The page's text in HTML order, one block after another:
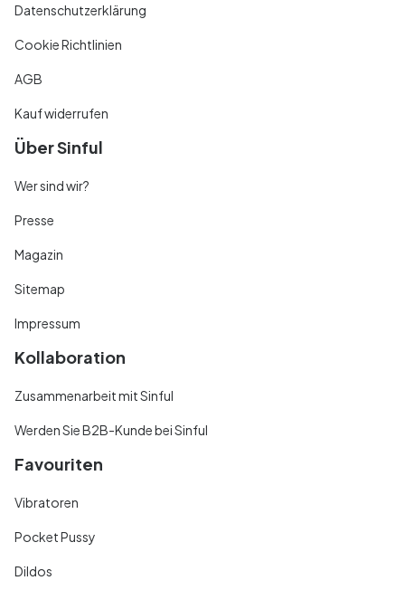
Datenschutzerklärung
Cookie Richtlinien
AGB
Kauf widerrufen
Über Sinful
Wer sind wir?
Presse
Magazin
Sitemap
Impressum
Kollaboration
Zusammenarbeit mit Sinful
Werden Sie B2B-Kunde bei Sinful
Favouriten
Vibratoren
Pocket Pussy
Dildos